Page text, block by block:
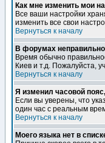
Как мне изменить мои
Все ваши настройки
изменить все свои
Вернуться к началу
В форумах
Время обычно
Киев и т.д. Пожалуйста,
Вернуться к началу
Я изменил часовой
Если вы уверены, что
один час с реальным
Вернуться к началу
Моего языка нет в